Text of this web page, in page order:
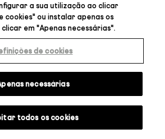
a sua utilização ao clicar
cookies" ou instalar apenas os
clicar em "Apenas necessárias".
de cookies
necessárias
todos os cookies